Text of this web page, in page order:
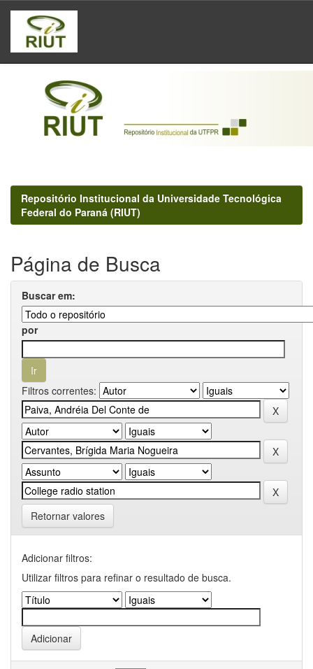
Skip
navigation
Repositório Institucional da Universidade Tecnológica
Federal do Paraná (RIUT)
Página de Busca
Buscar em:
por
Filtros correntes:
Retornar valores
Adicionar filtros:
Utilizar filtros para refinar o resultado de busca.